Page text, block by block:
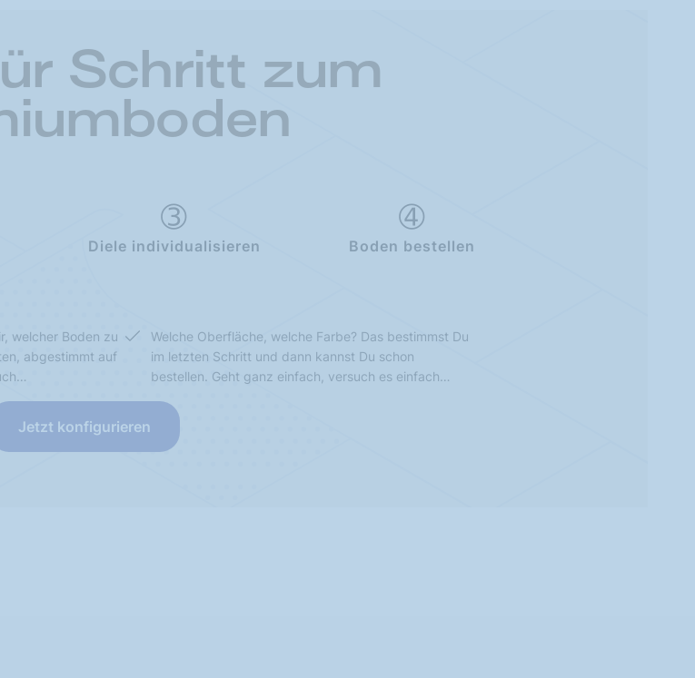
Schritt zum
Diele individualisieren Boden bestellen
welcher Boden zu
abgestimmt auf
Welche Oberfläche, welche Farbe? Das bestimmst Du
im letzten Schritt und dann kannst Du schon
bestellen. Geht ganz einfach, versuch es einfach…
Jetzt konfigurieren